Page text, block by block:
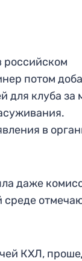
российском
потом
для клуба за
в
даже
КХЛ,